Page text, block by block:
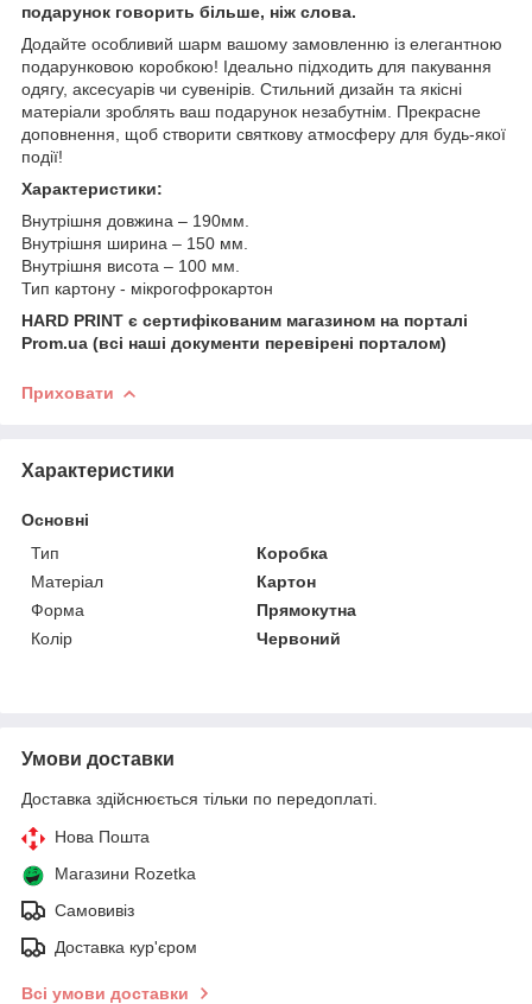
подарунок говорить більше, ніж слова.
Додайте особливий шарм вашому замовленню із елегантною
подарунковою коробкою! Ідеально підходить для пакування
одягу, аксесуарів чи сувенірів. Стильний дизайн та якісні
матеріали зроблять ваш подарунок незабутнім. Прекрасне
доповнення, щоб створити святкову атмосферу для будь-якої
події!
Характеристики:
Внутрішня довжина – 190мм.
Внутрішня ширина – 150 мм.
Внутрішня висота – 100 мм.
Тип картону - мікрогофрокартон
HARD PRINT є сертифікованим магазином на порталі
Prom.ua (всі наші документи перевірені порталом)
Приховати
Характеристики
Основні
Тип
Коробка
Матеріал
Картон
Форма
Прямокутна
Колір
Червоний
Умови доставки
Доставка здійснюється тільки по передоплаті.
Нова Пошта
Магазини Rozetka
Самовивіз
Доставка кур'єром
Всі умови доставки